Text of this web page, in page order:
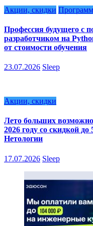
Акции, скидки
Профессия будущего с
разработчиком на
от стоимости обучения
23.07.2026 Sleep
Акции, скидки
Лето больших
2026 году со скидкой
Нетологии
17.07.2026 Sleep